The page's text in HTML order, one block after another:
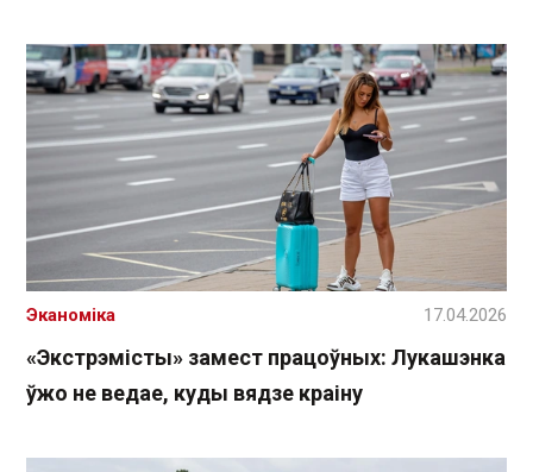
«Экстрэмісты» замест працоўных: Лукашэнка
ўжо не ведае, куды вядзе краіну
Эканоміка 17.04.2026